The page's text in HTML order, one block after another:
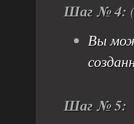
Шаг № 4:
Вы
Шаг № 5: